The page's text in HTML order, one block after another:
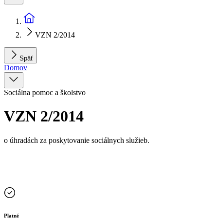
VZN 2/2014
Späť
Domov
Sociálna pomoc a školstvo
VZN 2/2014
o úhradách za poskytovanie sociálnych služieb.
Platné